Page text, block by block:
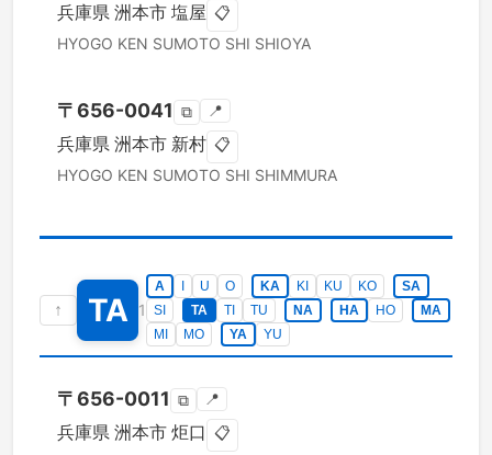
兵庫県 洲本市 塩屋 📋
HYOGO KEN SUMOTO SHI SHIOYA
〒656-0041 ⧉ 📍
兵庫県 洲本市 新村 📋
HYOGO KEN SUMOTO SHI SHIMMURA
↑ TA 1
A U O KA KI KU KO
SA
SI
TA TI TU NA HA HO
MA
MI
MO YA YU
〒656-0011 ⧉ 📍
兵庫県 洲本市 炬口 📋